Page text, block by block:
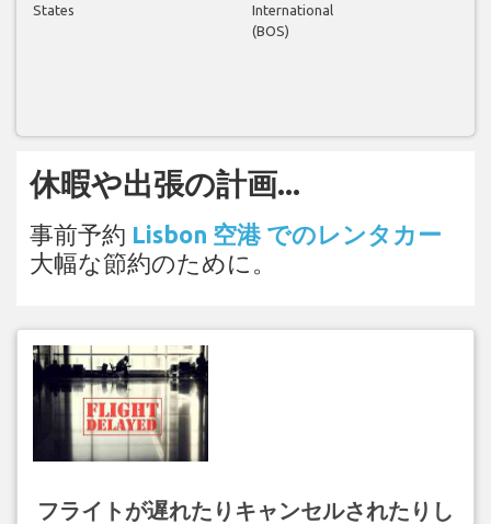
States
International
(BOS)
休暇や出張の計画...
事前予約 Lisbon 空港 でのレンタカー
大幅な節約のために。
フライトが遅れたりキャンセルされたりし